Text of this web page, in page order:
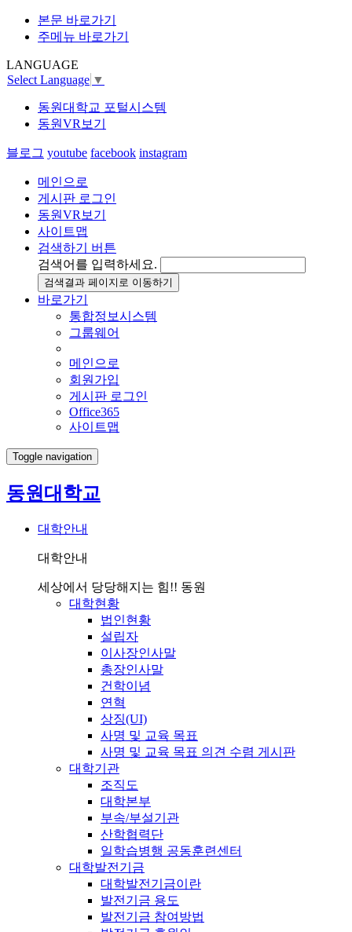
본문 바로가기
주메뉴 바로가기
LANGUAGE
Select Language ▼
동원대학교 포털시스템
동원VR보기
블로그 youtube facebook instagram
메인으로
게시판 로그인
동원VR보기
사이트맵
검색하기 버튼
검색어를 입력하세요.
검색결과 페이지로 이동하기
바로가기
통합정보시스템
그룹웨어
메인으로
회원가입
게시판 로그인
Office365
사이트맵
Toggle navigation
동원대학교
대학안내
대학안내
세상에서 당당해지는 힘!! 동원
대학현황
법인현황
설립자
이사장인사말
총장인사말
건학이념
연혁
상징(UI)
사명 및 교육 목표
사명 및 교육 목표 의견 수렴 게시판
대학기관
조직도
대학본부
부속/부설기관
산학협력단
일학습병행 공동훈련센터
대학발전기금
대학발전기금이란
발전기금 용도
발전기금 참여방법